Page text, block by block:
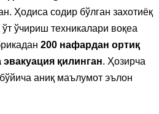
Ҳодиса содир бўлган захотиёқ
ўчириш техникалари воқеа
200 нафардан ортиқ
қилинган. Ҳозирча
аниқ маълумот эълон